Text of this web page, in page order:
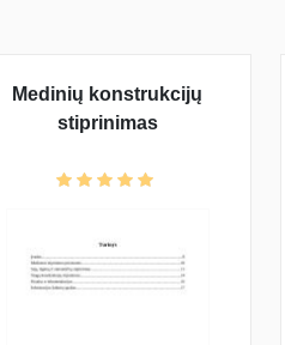
Medinių konstrukcijų
stiprinimas